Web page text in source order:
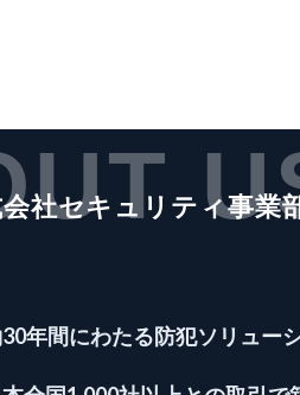
社セキュリティ事業
年間にわたる防犯ソリュー